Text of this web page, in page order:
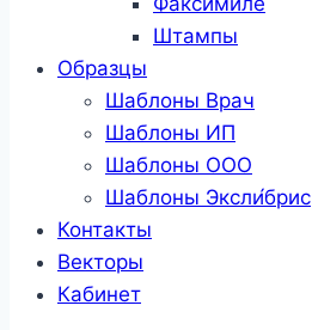
Штампы
Образцы
Шаблоны Врач
Шаблоны ИП
Шаблоны ООО
Шаблоны Эксли́брис
Контакты
Векторы
Кабинет